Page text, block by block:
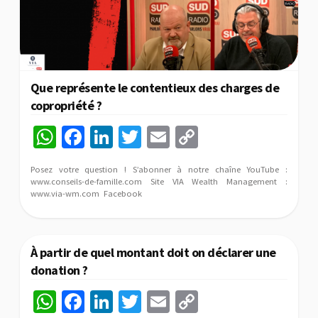
Que représente le contentieux des charges de
copropriété ?
W
at
sA
p
Fa
ce
b
o
k
Li
n
ke
dI
T
wi
tt
er
E
m
ai
o
p
n
Posez votre question ! S’abonner à notre chaîne YouTube :
www.conseils-de-famille.com Site VIA Wealth Management :
www.via-wm.com Facebook
À partir de quel montant doit on déclarer une
donation ?
W Fa Li T
E